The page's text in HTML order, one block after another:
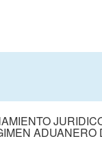
ADUANERO